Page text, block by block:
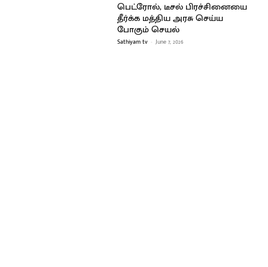
பெட்ரோல், டீசல் பிரச்சினையை
தீர்க்க மத்திய அரசு செய்ய
போகும் செயல்
Sathiyam tv - June 7, 2026